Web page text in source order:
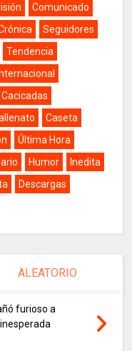
Comunicado
Seguidores
Tendencia
Cacicadas
Caseta
Última Hora
Humor
Inedita
Descargas
ALEATORIO
furioso a